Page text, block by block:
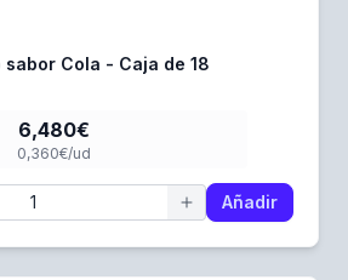
Cola - Caja de 18
6,480€
0,360€/ud
Añadir